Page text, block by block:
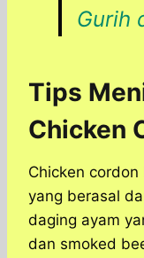
Gurih
Tips
Chicken
Chicken
yang berasal
daging ayam
dan smoked